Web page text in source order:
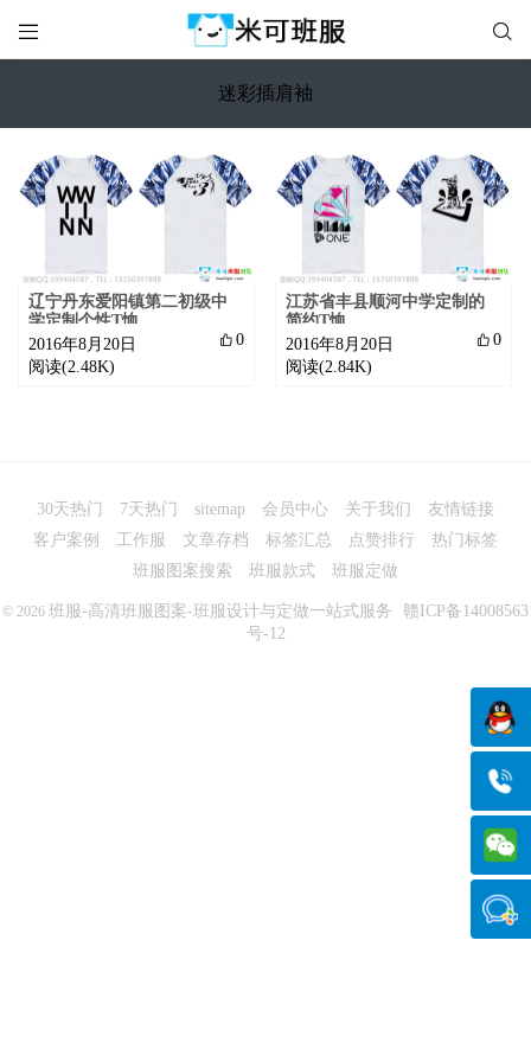
 
迷彩插肩袖
辽宁丹东爱阳镇第二初级中
学定制个性T恤
 0
2016年8月20日
阅读(2.48K)
江苏省丰县顺河中学定制的
简约T恤
 0
2016年8月20日
阅读(2.84K)
30天热门 7天热门 sitemap 会员中心 关于我们
友情链接
客户案例
工作服 文章存档 标签汇总 点赞排行
热门标签
班服图案搜索
班服款式 班服定做
© 2026 班服-高清班服图案-班服设计与定做一站式服务
赣ICP备14008563
号-12